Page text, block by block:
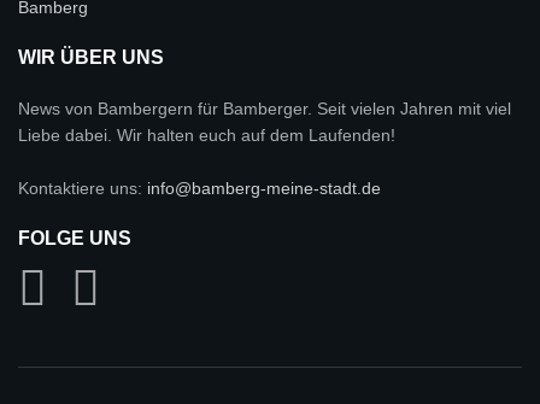
WIR ÜBER UNS
News von Bambergern für Bamberger. Seit vielen Jahren mit viel
Liebe dabei. Wir halten euch auf dem Laufenden!
Kontaktiere uns: info@bamberg-meine-stadt.de
FOLGE UNS